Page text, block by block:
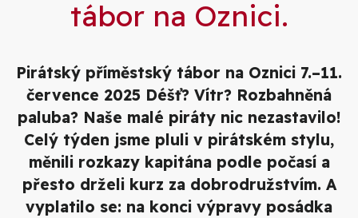
tábor na Oznici.
Pirátský příměstský tábor na Oznici 7.–11.
července 2025 Déšť? Vítr? Rozbahněná
paluba? Naše malé piráty nic nezastavilo!
Celý týden jsme pluli v pirátském stylu,
měnili rozkazy kapitána podle počasí a
přesto drželi kurz za dobrodružstvím. A
vyplatilo se: na konci výpravy posádka